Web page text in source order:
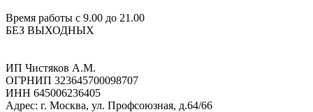
Время работы с 9.00 до 21.00
БЕЗ ВЫХОДНЫХ
ИП Чистяков А.М.
ОГРНИП 323645700098707
ИНН 645006236405
Адрес: г. Москва, ул. Профсоюзная, д.64/66